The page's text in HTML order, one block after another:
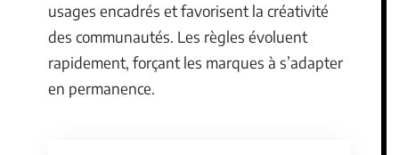
usages encadrés et favorisent la créativité
des communautés. Les règles évoluent
rapidement, forçant les marques à s’adapter
en permanence.